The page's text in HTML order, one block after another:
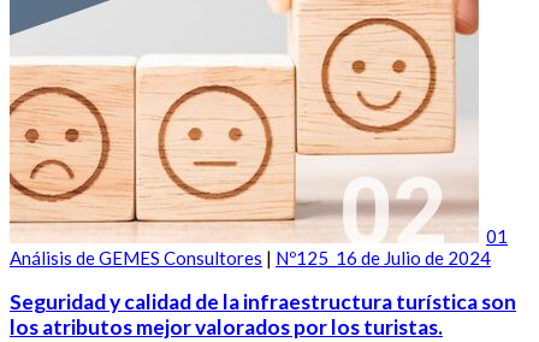
01
Análisis de GEMES Consultores | Nº125_16 de Julio de 2024
Seguridad y calidad de la infraestructura turística son
los atributos mejor valorados por los turistas.